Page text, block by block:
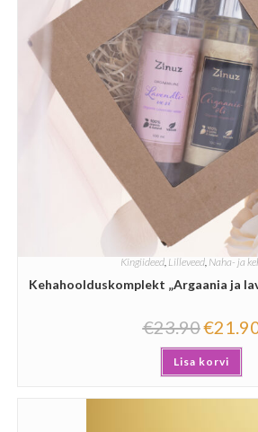
Kingiideed, Lilleveed, Naha- ja
Kehahoolduskomplekt „Argaania ja
€23.90€
Lisa korvi